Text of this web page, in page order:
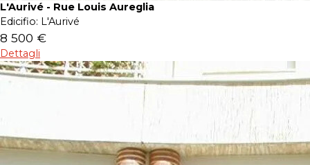
L'Aurivé - Rue Louis Aureglia
Edicifio: L'Aurivé
8 500 €
Dettagli